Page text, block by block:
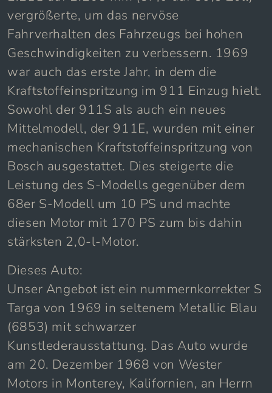
vergrößerte, um das nervöse
Fahrverhalten des Fahrzeugs bei hohen
Geschwindigkeiten zu verbessern. 1969
war auch das erste Jahr, in dem die
Kraftstoffeinspritzung im 911 Einzug hielt.
Sowohl der 911S als auch ein neues
Mittelmodell, der 911E, wurden mit einer
mechanischen Kraftstoffeinspritzung von
Bosch ausgestattet. Dies steigerte die
Leistung des S-Modells gegenüber dem
68er S-Modell um 10 PS und machte
diesen Motor mit 170 PS zum bis dahin
stärksten 2,0-l-Motor.
Dieses Auto:
Unser Angebot ist ein nummernkorrekter S
Targa von 1969 in seltenem Metallic Blau
(6853) mit schwarzer
Kunstlederausstattung. Das Auto wurde
am 20. Dezember 1968 von Wester
Motors in Monterey, Kalifornien, an Herrn